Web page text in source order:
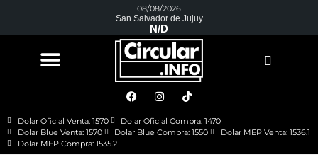
08/08/2026
San Salvador de Jujuy
N/D
Dolar Oficial Venta: 1570
Dolar Oficial Compra: 1470
Dolar Blue Venta: 1570
Dolar Blue Compra: 1550
Dolar MEP Venta: 1536.1
Dolar MEP Compra: 1535.2